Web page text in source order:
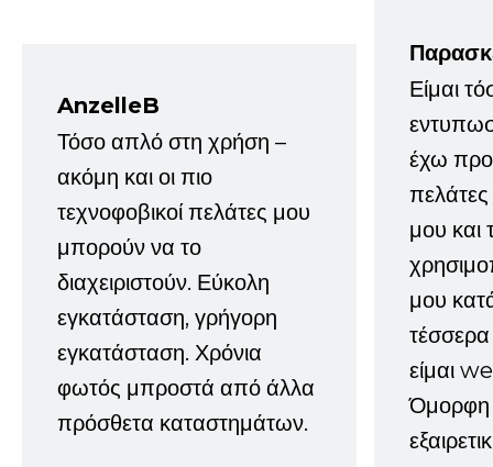
AnzelleB
Τόσο απλό στη χρήση –
ακόμη και οι πιο
τεχνοφοβικοί πελάτες μου
μπορούν να το
διαχειριστούν. Εύκολη
εγκατάσταση, γρήγορη
εγκατάσταση. Χρόνια
φωτός μπροστά από άλλα
πρόσθετα καταστημάτων.
Είμαι
έχω
μου και
μου
είμαι
Όμορφη